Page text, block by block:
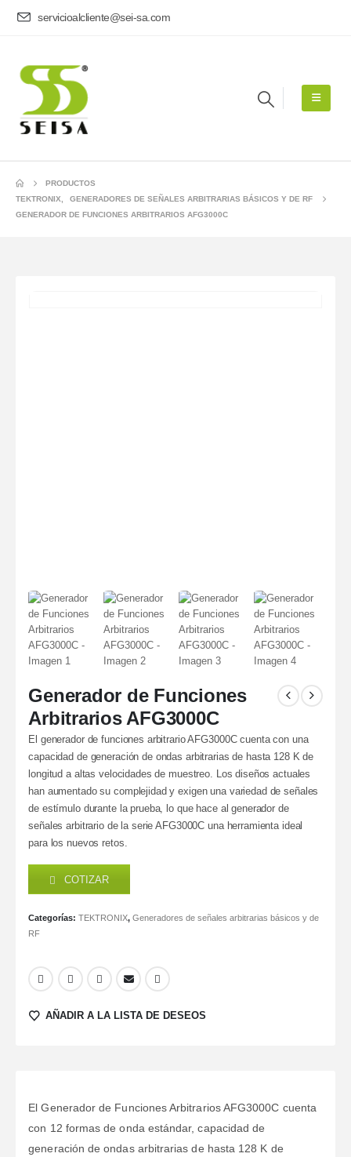
servicioalcliente@sei-sa.com
PRODUCTOS
TEKTRONIX
GENERADORES DE SEÑALES ARBITRARIAS BÁSICOS Y DE RF
GENERADOR DE FUNCIONES ARBITRARIOS AFG3000C
Generador de Funciones
Arbitrarios AFG3000C
El generador de funciones arbitrario AFG3000C cuenta con una
capacidad de generación de ondas arbitrarias de hasta 128 K de
longitud a altas velocidades de muestreo. Los diseños actuales
han aumentado su complejidad y exigen una variedad de señales
de estímulo durante la prueba, lo que hace al generador de
señales arbitrario de la serie AFG3000C una herramienta ideal
para los nuevos retos.
COTIZAR
Categorías:TEKTRONIX,Generadores de señales arbitrarias básicos y de
RF
AÑADIR A LA LISTA DE DESEOS
El Generador de Funciones Arbitrarios AFG3000C cuenta
con 12 formas de onda estándar, capacidad de
generación de ondas arbitrarias de hasta 128 K de